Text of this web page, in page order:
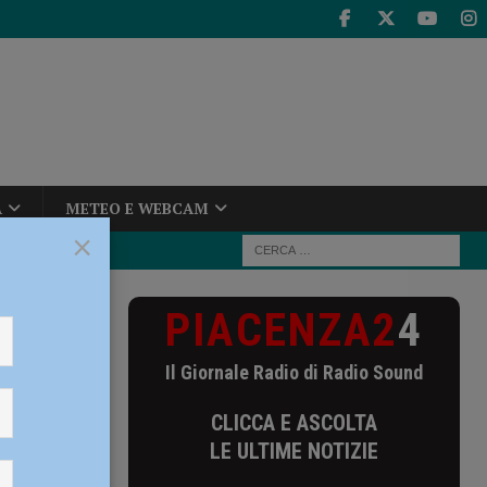
METEO E WEBCAM
e senza
PIACENZA24
Il Giornale Radio di Radio Sound
CLICCA E ASCOLTA
LE ULTIME NOTIZIE
×